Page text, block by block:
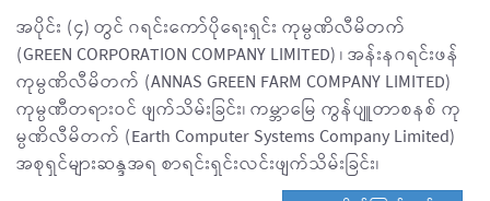
အပိုင်း (၄) တွင် ဂရင်းကော်ပိုရေးရှင်း ကုမ္ပဏိလီမိတက်
(GREEN CORPORATION COMPANY LIMITED) ၊ အန်းနဂရင်းဖန်
ကုမ္ပဏိလီမိတက် (ANNAS GREEN FARM COMPANY LIMITED)
ကုမ္ပဏီတရားဝင် ဖျက်သိမ်းခြင်း၊ ကမ္ဘာမြေ ကွန်ပျူတာစနစ် ကု
မ္ပဏိလီမိတက် (Earth Computer Systems Company Limited)
အစုရှင်များဆန္ဒအရ စာရင်းရှင်းလင်းဖျက်သိမ်းခြင်း၊